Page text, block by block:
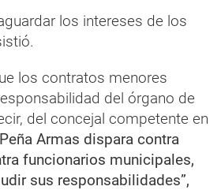
los intereses de los
los contratos menores
del órgano de
del concejal competente en
Armas dispara contra
funcionarios municipales,
sus responsabilidades”,